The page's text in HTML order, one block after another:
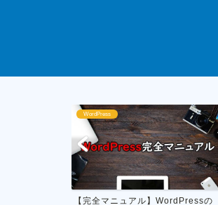
ブログ関連まとめ
【完全マニュアル】はてなブログの